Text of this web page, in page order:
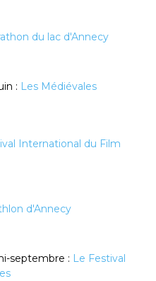
du lac d'Annecy
: Les Médiévales
International du Film
d'Annecy
septembre : Le Festival